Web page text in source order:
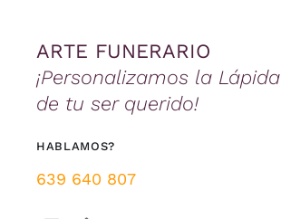
ARTE FUNERARIO
¡Personalizamos la Lápida
de tu ser querido!
HABLAMOS?
639 640 807